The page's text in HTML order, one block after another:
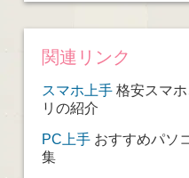
関連リンク
スマホ上手格安スマホ
リの紹介
PC上手おすすめパソ
集